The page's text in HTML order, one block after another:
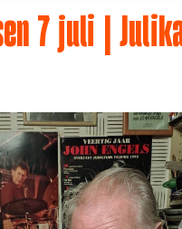
7 juli |